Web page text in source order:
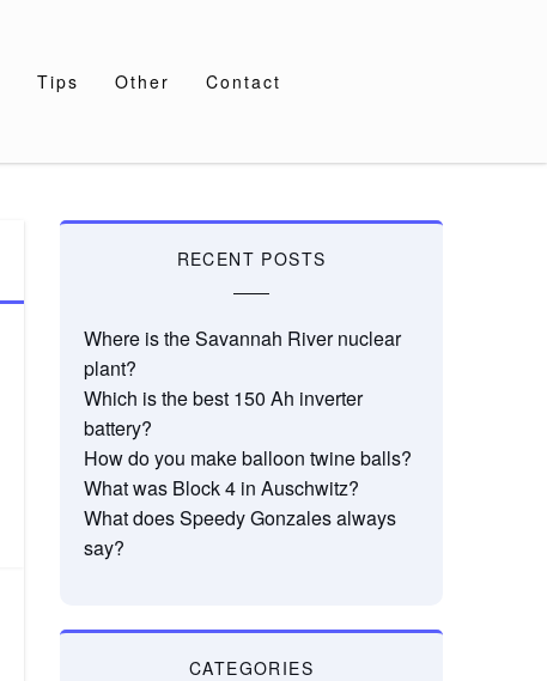
Tips Other Contact
RECENT POSTS
Where is the Savannah River nuclear
plant?
Which is the best 150 Ah inverter
battery?
How do you make balloon twine balls?
What was Block 4 in Auschwitz?
What does Speedy Gonzales always
say?
CATEGORIES